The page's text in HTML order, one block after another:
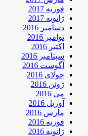
فوریه 2017
ژانویه 2017
دسامبر 2016
نوامبر 2016
اکتبر 2016
سپتامبر 2016
آگوست 2016
جولای 2016
ژوئن 2016
می 2016
آوریل 2016
مارس 2016
فوریه 2016
ژانویه 2016